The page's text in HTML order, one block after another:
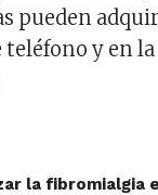
pueden
y en la
la fibromialgia